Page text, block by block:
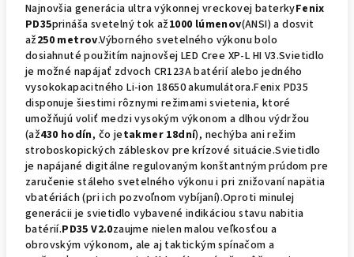
Najnovšia generácia ultra výkonnej vreckovej baterkyFenix ​​
PD35prináša svetelný tok až1000 lúmenov(ANSI) a dosvit
až250 metrov.Výborného svetelného výkonu bolo
dosiahnuté použitím najnovšej LED Cree XP-L HI V3.Svietidlo
je možné napájať zdvoch CR123A batérií alebo jedného
vysokokapacitného Li-ion 18650 akumulátora.Fenix ​​PD35
disponuje šiestimi rôznymi režimami svietenia, ktoré
umožňujú voliť medzi vysokým výkonom a dlhou výdržou
(až430 hodín, čo jetakmer 18dní), nechýba ani režim
stroboskopických zábleskov pre krízové ​​situácie.Svietidlo
je napájané digitálne regulovaným konštantným prúdom pre
zaručenie stáleho svetelného výkonu i pri znižovaní napätia
vbatériách (pri ich pozvoľnom vybíjaní).Oproti minulej
generácii je svietidlo vybavené indikáciou stavu nabitia
batérií.PD35 V2.0zaujme nielen malou veľkosťou a
obrovským výkonom, ale aj taktickým spínačom a